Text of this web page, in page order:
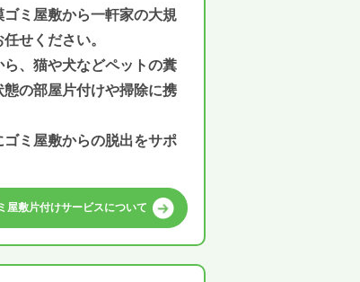
ミ屋敷から一軒家の大規
せください。
、猫や犬などペットの糞
の部屋片付けや掃除に携
ミ屋敷からの脱出をサポ
屋敷片付けサービスについて